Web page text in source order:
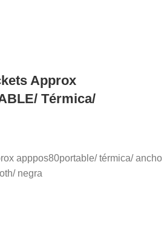
Approx
Térmica/
apppos80portable/ térmica/ ancho
negra